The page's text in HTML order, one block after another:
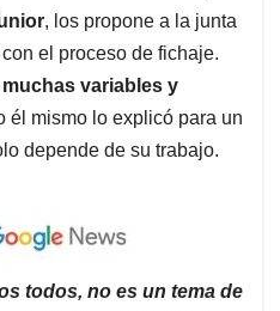
, los propone a la junta
el proceso de fichaje.
variables y
él mismo lo explicó para un
depende de su trabajo.
todos, no es un tema de